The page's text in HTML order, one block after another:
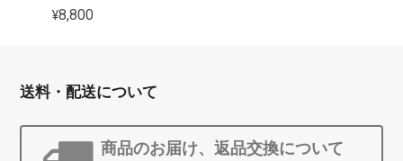
¥8,800
送料・配送について
商品のお届け、返品交換について